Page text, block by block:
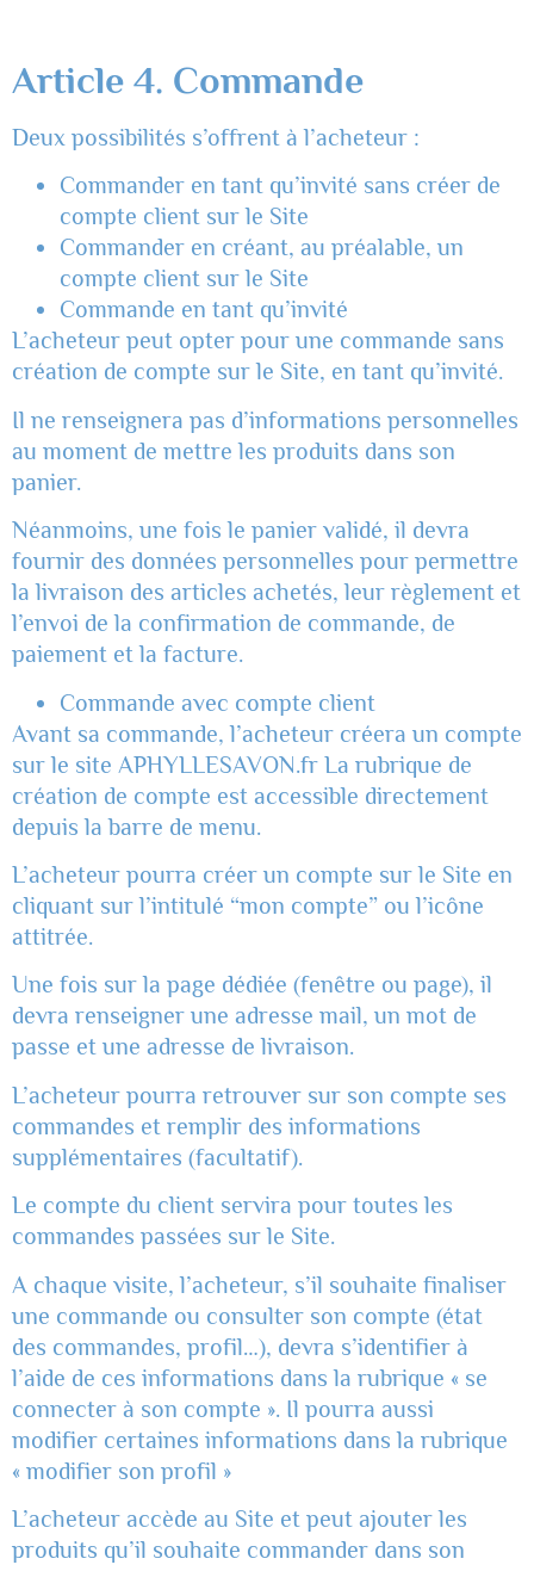
Article 4. Commande
Deux possibilités s’offrent à l’acheteur :
Commander en tant qu’invité sans créer de
compte client sur le Site
Commander en créant, au préalable, un
compte client sur le Site
Commande en tant qu’invité
L’acheteur peut opter pour une commande sans
création de compte sur le Site, en tant qu’invité.
Il ne renseignera pas d’informations personnelles
au moment de mettre les produits dans son
panier.
Néanmoins, une fois le panier validé, il devra
fournir des données personnelles pour permettre
la livraison des articles achetés, leur règlement et
l’envoi de la confirmation de commande, de
paiement et la facture.
Commande avec compte client
Avant sa commande, l’acheteur créera un compte
sur le site APHYLLESAVON.fr La rubrique de
création de compte est accessible directement
depuis la barre de menu.
L’acheteur pourra créer un compte sur le Site en
cliquant sur l’intitulé “mon compte” ou l’icône
attitrée.
Une fois sur la page dédiée (fenêtre ou page), il
devra renseigner une adresse mail, un mot de
passe et une adresse de livraison.
L’acheteur pourra retrouver sur son compte ses
commandes et remplir des informations
supplémentaires (facultatif).
Le compte du client servira pour toutes les
commandes passées sur le Site.
A chaque visite, l’acheteur, s’il souhaite finaliser
une commande ou consulter son compte (état
des commandes, profil…), devra s’identifier à
l’aide de ces informations dans la rubrique « se
connecter à son compte ». Il pourra aussi
modifier certaines informations dans la rubrique
« modifier son profil »
L’acheteur accède au Site et peut ajouter les
produits qu’il souhaite commander dans son